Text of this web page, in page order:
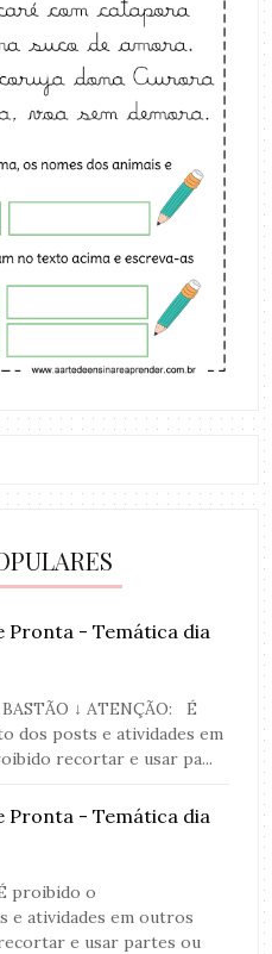
Pronta - Temática dia
↓ ATENÇÃO: É
dos posts e atividades em
recortar e usar pa...
Pronta - Temática dia
proibido o
e atividades em outros
e usar partes ou